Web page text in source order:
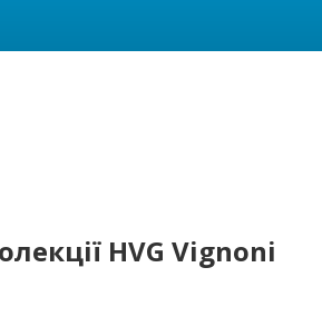
HVG Vignoni